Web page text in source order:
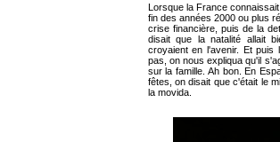
Lorsque la France
fin des années 2000 ou plus
crise financière, puis de la
disait que la natalité allait
croyaient en l'avenir. Et puis
pas, on nous expliqua qu'il
sur la famille. Ah bon. En
fêtes, on disait que c'était le
la movida.